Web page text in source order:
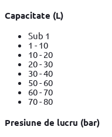
Capacitate (L)
Sub 1
1 - 10
10 - 20
20 - 30
30 - 40
50 - 60
60 - 70
70 - 80
Presiune de lucru (bar)